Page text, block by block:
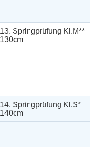
13. Springprüfung Kl.M**
130cm
14. Springprüfung Kl.S*
140cm